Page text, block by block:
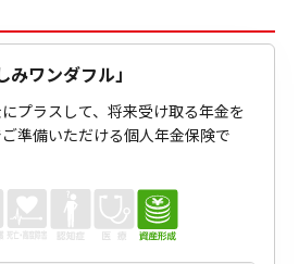
みワンダフル」
プラスして、将来受け取る年金を
準備いただける個人年金保険で